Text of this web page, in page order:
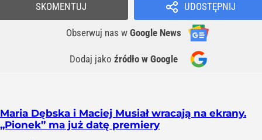
UDOSTĘPNIJ
Obserwuj nas w Google News
Dodaj jako źródło w Google
SKOMENTUJ
Maria Dębska i Maciej Musiał wracają na ekrany.
„Pionek” ma już datę premiery